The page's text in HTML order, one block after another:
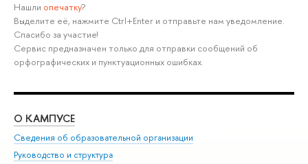
Нашли опечатку?
Выделите её, нажмите Ctrl+Enter и отправьте нам уведомление.
Спасибо за участие!
Сервис предназначен только для отправки сообщений об
орфографических и пунктуационных ошибках.
О КАМПУСЕ
Сведения об образовательной организации
Руководство и структура